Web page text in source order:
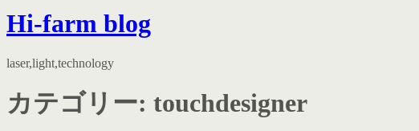
Hi-farm blog
laser,light,technology
カテゴリー: touchdesigner